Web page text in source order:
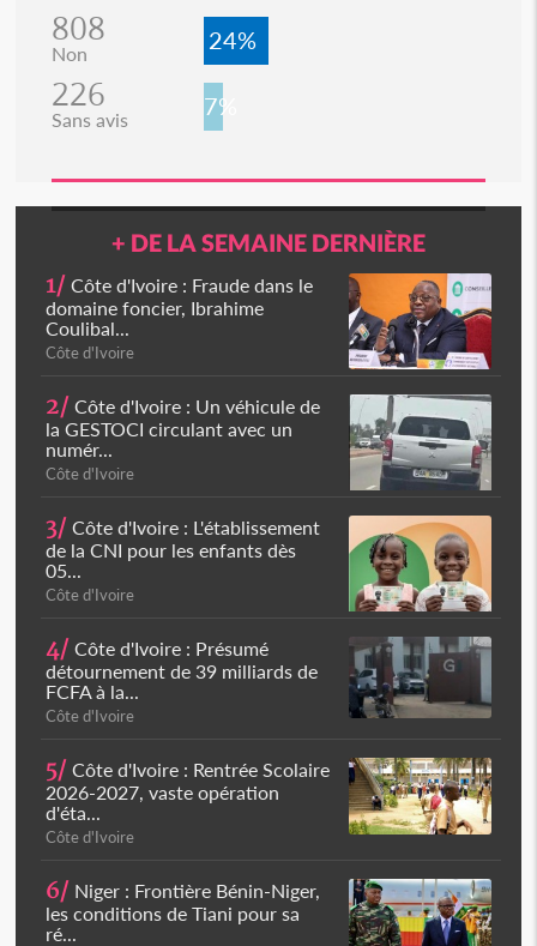
808
Non 24%
226
Sans avis 7%
+ DE LA SEMAINE DERNIÈRE
1/ Côte d'Ivoire : Fraude dans le
domaine foncier, Ibrahime
Coulibal...
Côte d'Ivoire
2/ Côte d'Ivoire : Un véhicule de
la GESTOCI circulant avec un
numér...
Côte d'Ivoire
3/ Côte d'Ivoire : L'établissement
de la CNI pour les enfants dès
05...
Côte d'Ivoire
4/ Côte d'Ivoire : Présumé
détournement de 39 milliards de
FCFA à la...
Côte d'Ivoire
5/ Côte d'Ivoire : Rentrée Scolaire
2026-2027, vaste opération
d'éta...
Côte d'Ivoire
6/ Niger : Frontière Bénin-Niger,
les conditions de Tiani pour sa
ré...